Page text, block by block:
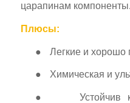
царапинам компоненты.
Плюсы:
● Легкие и хорошо
● Химическая и
●
Устойчив